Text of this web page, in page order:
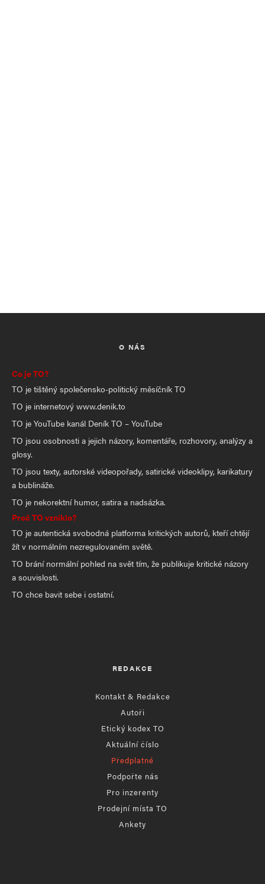
O NÁS
Co je TO?
TO je tištěný společensko-politický měsíčník TO
TO je internetový www.denik.to
TO je YouTube kanál Deník TO – YouTube
TO jsou osobnosti a jejich názory, komentáře, rozhovory, analýzy a
glosy.
TO jsou texty, autorské videopořady, satirické videoklipy, karikatury
a bublináže.
TO je nekorektní humor, satira a nadsázka.
Proč TO vzniklo?
TO je autentická svobodná platforma kritických autorů, kteří chtějí
žít v normálním nezregulovaném světě.
TO brání normální pohled na svět tím, že publikuje kritické názory
a souvislosti.
TO chce bavit sebe i ostatní.
REDAKCE
Kontakt & Redakce
Autoři
Etický kodex TO
Aktuální číslo
Předplatné
Podpořte nás
Pro inzerenty
Prodejní místa TO
Ankety